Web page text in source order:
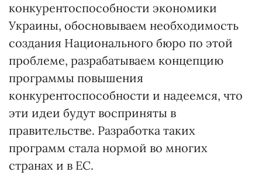
конкурентоспособности экономики
Украины, обосновываем необходимость
создания Национального бюро по этой
проблеме, разрабатываем концепцию
программы повышения
конкурентоспособности и надеемся, что
эти идеи будут восприняты в
правительстве. Разработка таких
программ стала нормой во многих
странах и в ЕС.